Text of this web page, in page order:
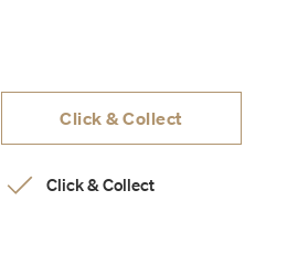
Click & Collect
Click & Collect